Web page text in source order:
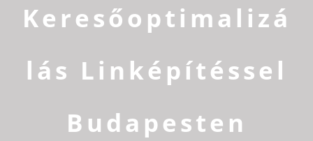
Keresőoptimalizá
lás Linképítéssel
Budapesten